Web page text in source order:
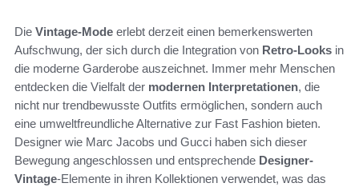
Die Vintage-Mode erlebt derzeit einen bemerkenswerten
Aufschwung, der sich durch die Integration von Retro-Looks in
die moderne Garderobe auszeichnet. Immer mehr Menschen
entdecken die Vielfalt der modernen Interpretationen, die
nicht nur trendbewusste Outfits ermöglichen, sondern auch
eine umweltfreundliche Alternative zur Fast Fashion bieten.
Designer wie Marc Jacobs und Gucci haben sich dieser
Bewegung angeschlossen und entsprechende Designer-
Vintage-Elemente in ihren Kollektionen verwendet, was das